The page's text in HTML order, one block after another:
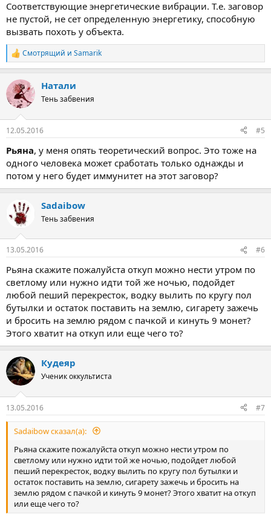
Соответствующие энергетические вибрации. Т.е. заговор
не пустой, не сет определенную энергетику, способную
вызвать похоть у объекта.
Р
е
к
ц
и
Смотрящий и Samarik
Натали
Тень забвения
12.05.2016 #5
Рьяна, у меня опять теоретический вопрос. Это тоже на
одного человека может сработать только однажды и
потом у него будет иммунитет на этот заговор?
Sadaibow
Тень забвения
13.05.2016 #6
Рьяна скажите пожалуйста откуп можно нести утром по
светлому или нужно идти той же ночью, подойдет
любой пеший перекресток, водку вылить по кругу пол
бутылки и остаток поставить на землю, сигарету зажечь
и бросить на землю рядом с пачкой и кинуть 9 монет?
Этого хватит на откуп или еще чего то?
Кудеяр
Ученик оккультиста
13.05.2016 #7
Sadaibow сказал(а):
Рьяна скажите пожалуйста откуп можно нести утром по
светлому или нужно идти той же ночью, подойдет любой
пеший перекресток, водку вылить по кругу пол бутылки и
остаток поставить на землю, сигарету зажечь и бросить на
землю рядом с пачкой и кинуть 9 монет? Этого хватит на откуп
или еще чего то?